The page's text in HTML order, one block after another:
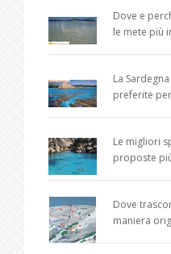
Dove e
le mete più
La
preferite
Le migliori
proposte
Dove
maniera